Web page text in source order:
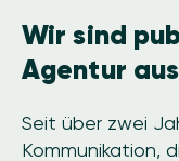
Wir sind
Agentur
Seit über zwei
Kommunikation,